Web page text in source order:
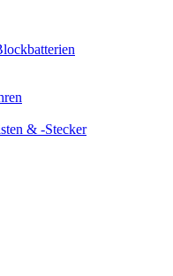
& -Stecker